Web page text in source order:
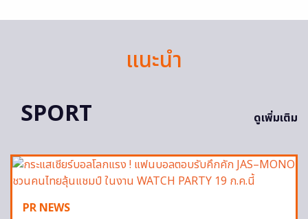
แนะนำ
SPORT
ดูเพิ่มเติม
PR NEWS